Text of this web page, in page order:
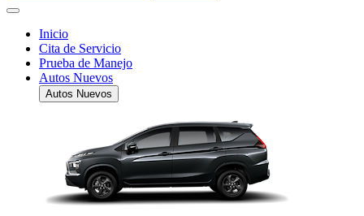
Inicio
Cita de Servicio
Prueba de Manejo
Autos Nuevos
Autos Nuevos